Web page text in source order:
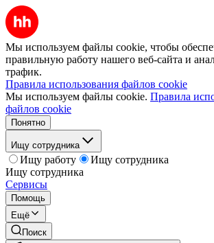
Мы используем файлы cookie, чтобы
правильную работу нашего веб-сайта и
трафик.
Правила использования файлов cookie
Мы используем файлы cookie. Правила
файлов cookie
Понятно
Ищу сотрудника
Ищу работу
Ищу сотрудника
Ищу сотрудника
Сервисы
Помощь
Ещё
Поиск